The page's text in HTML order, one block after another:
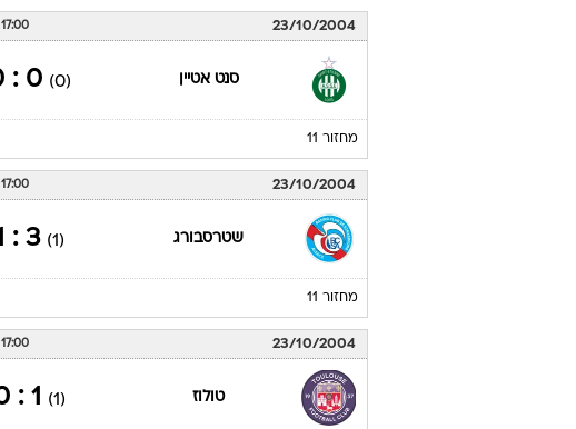
23/10/2004
17:00
סנט אטיין (0)
0 : 0
מחזור 11
23/10/2004
17:00
שטרסבורג (1)
3 : 1
מחזור 11
23/10/2004
17:00
טולוז (1)
1 : 0